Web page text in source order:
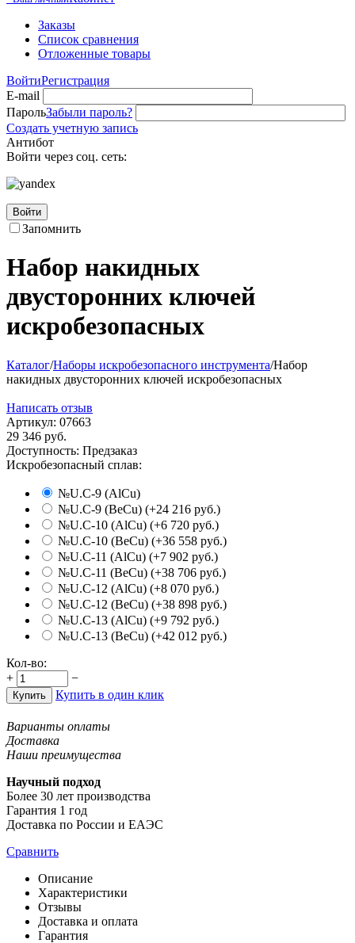
Заказы
Список сравнения
Отложенные товары
ВойтиРегистрация
E-mail
ПарольЗабыли пароль?
Создать учетную запись
Антибот
Войти через соц. сеть:
Войти
Запомнить
Набор накидных
двусторонних ключей
искробезопасных
Каталог/Наборы искробезопасного инструмента/Набор
накидных двусторонних ключей искробезопасных
Написать отзыв
Артикул: 07663
29 346 руб.
Доступность: Предзаказ
Искробезопасный сплав:
№U.C-9 (AlCu)
№U.C-9 (BeCu) (+24 216 руб.)
№U.C-10 (AlCu) (+6 720 руб.)
№U.C-10 (BeCu) (+36 558 руб.)
№U.C-11 (AlCu) (+7 902 руб.)
№U.C-11 (BeCu) (+38 706 руб.)
№U.C-12 (AlCu) (+8 070 руб.)
№U.C-12 (BeCu) (+38 898 руб.)
№U.C-13 (AlCu) (+9 792 руб.)
№U.C-13 (BeCu) (+42 012 руб.)
Кол-во:
+
−
Купить Купить в один клик
Варианты оплаты
Доставка
Наши преимущества
Научный подход
Более 30 лет производства
Гарантия 1 год
Доставка по России и ЕАЭС
Сравнить
Описание
Характеристики
Отзывы
Доставка и оплата
Гарантия